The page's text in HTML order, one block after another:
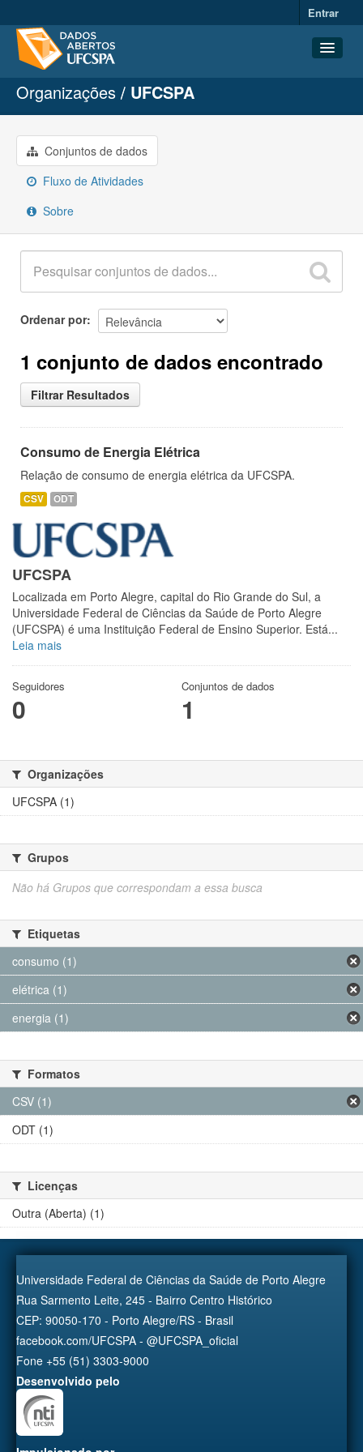
Entrar
Conjuntos de dados
Organizações
Grupos
Sobre
Organizações UFCSPA
Conjuntos de dados
Fluxo de Atividades
Sobre
Ordenar por
1 conjunto de dados encontrado
Filtrar Resultados
Consumo de Energia Elétrica
Relação de consumo de energia elétrica da UFCSPA.
CSV ODT
UFCSPA
Localizada em Porto Alegre, capital do Rio Grande do Sul, a
Universidade Federal de Ciências da Saúde de Porto Alegre
(UFCSPA) é uma Instituição Federal de Ensino Superior. Está...
Leia mais
Seguidores
0
Conjuntos de dados
1
Organizações
UFCSPA (1)
Grupos
Não há Grupos que correspondam a essa busca
Etiquetas
consumo (1)
elétrica (1)
energia (1)
Formatos
CSV (1)
ODT (1)
Licenças
Outra (Aberta) (1)
Universidade Federal de Ciências da Saúde de Porto Alegre
Rua Sarmento Leite, 245 - Bairro Centro Histórico
CEP: 90050-170 - Porto Alegre/RS - Brasil
facebook.com/UFCSPA - @UFCSPA_oficial
Fone +55 (51) 3303-9000
Desenvolvido pelo